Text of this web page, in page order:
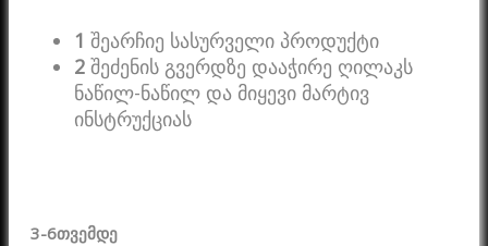
1 შეარჩიე სასურველი პროდუქტი
2 შეძენის გვერდზე დააჭირე ღილაკს
ნაწილ-ნაწილ და მიყევი მარტივ
ინსტრუქციას
3-6თვემდე